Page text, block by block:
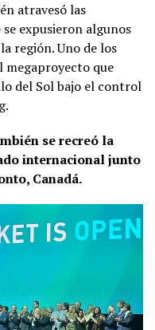
atravesó las
expusieron algunos
región. Uno de los
megaproyecto que
del Sol bajo el control
se recreó la
internacional junto
Canadá.